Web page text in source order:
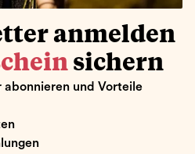
anmelden
sichern
und Vorteile